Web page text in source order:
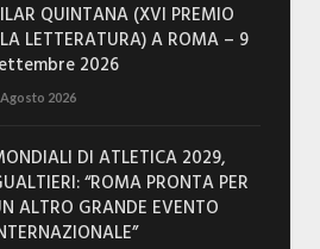
QUINTANA (XVI PREMIO
LETTERATURA) A ROMA – 9
2026
Agosto 2026
DI ATLETICA 2029,
“ROMA PRONTA PER
ALTRO GRANDE EVENTO